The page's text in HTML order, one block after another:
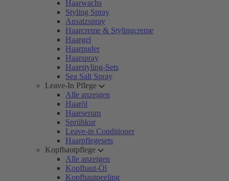
Haarwachs
Styling Spray
Ansatzspray
Haarcreme & Stylingcreme
Haargel
Haarpuder
Haarspray
Haarstyling-Sets
Sea Salt Spray
Leave-In Pflege
Alle anzeigen
Haaröl
Haarserum
Sprühkur
Leave-in Conditioner
Haarpflegesets
Kopfhautpflege
Alle anzeigen
Kopfhaut-Öl
Kopfhautpeeling